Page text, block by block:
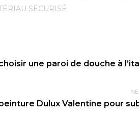
SÉCURISÉ
une paroi de douche à
Dulux Valentine pour